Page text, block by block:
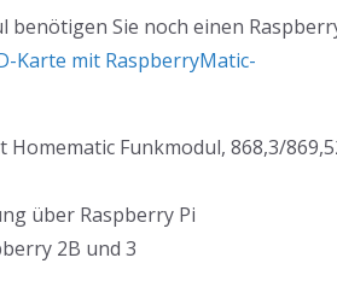
benötigen Sie noch einen
Karte mit RaspberryMatic-
Homematic Funkmodul, 868,3/
über Raspberry Pi
2B und 3